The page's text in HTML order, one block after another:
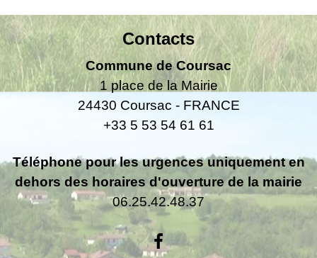
Contacts
Commune de Coursac
1 place de la Mairie
24430 Coursac - FRANCE
+33 5 53 54 61 61
Téléphone pour les urgences uniquement en
dehors des horaires d'ouverture de la mairie
06.25.42.48.37